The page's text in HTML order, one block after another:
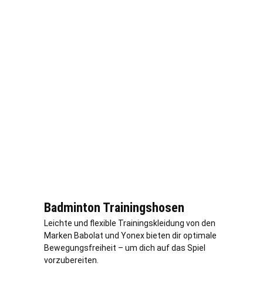
Badminton Trainingshosen
Leichte und flexible Trainingskleidung von den
Marken Babolat und Yonex bieten dir optimale
Bewegungsfreiheit – um dich auf das Spiel
vorzubereiten.